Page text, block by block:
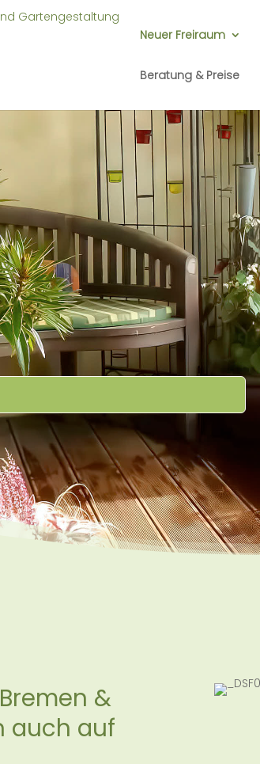
Neuer Freiraum
Beratung & Preise
&
auch auf